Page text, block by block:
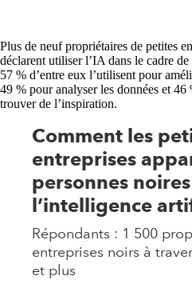
Plus de neuf propriétaires de petites
déclarent utiliser l’IA dans le cadre
57 % d’entre eux l’utilisent pour
49 % pour analyser les données et 46
trouver de l’inspiration.